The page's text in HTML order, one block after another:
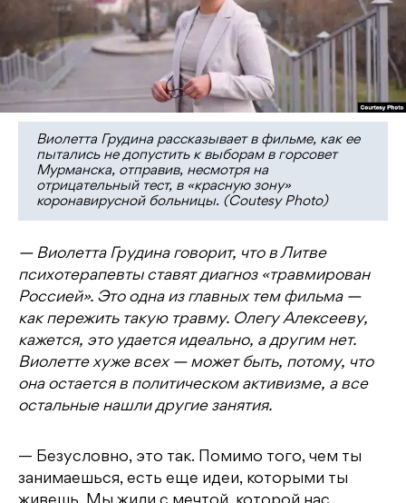
Виолетта Грудина рассказывает в фильме, как ее
пытались не допустить к выборам в горсовет
Мурманска, отправив, несмотря на
отрицательный тест, в «красную зону»
коронавирусной больницы. (Coutesy Photo)
— Виолетта Грудина говорит, что в Литве
психотерапевты ставят диагноз «травмирован
Россией». Это одна из главных тем фильма —
как пережить такую травму. Олегу Алексееву,
кажется, это удается идеально, а другим нет.
Виолетте хуже всех — может быть, потому, что
она остается в политическом активизме, а все
остальные нашли другие занятия.
— Безусловно, это так. Помимо того, чем ты
занимаешься, есть еще идеи, которыми ты